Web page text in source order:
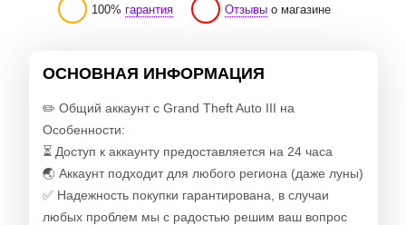
100% гарантия Отзывыо магазине
ОСНОВНАЯ ИНФОРМАЦИЯ
✏️ Общий аккаунт с Grand Theft Auto III на
Особенности:
⏳ Доступ к аккаунту предоставляется на 24 часа
🌏 Аккаунт подходит для любого региона (даже луны)
✅ Надежность покупки гарантирована, в случаи
любых проблем мы с радостью решим ваш вопрос